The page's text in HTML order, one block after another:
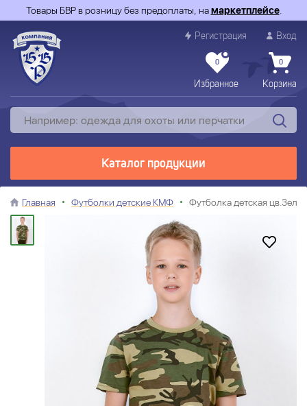
Товары БВР в розницу без предоплаты, намаркетплейсе.
Регистрация Вход
0
Избранное
0
Корзина
Каталог продукции
Главная Футболки детские КМФ Футболка детская